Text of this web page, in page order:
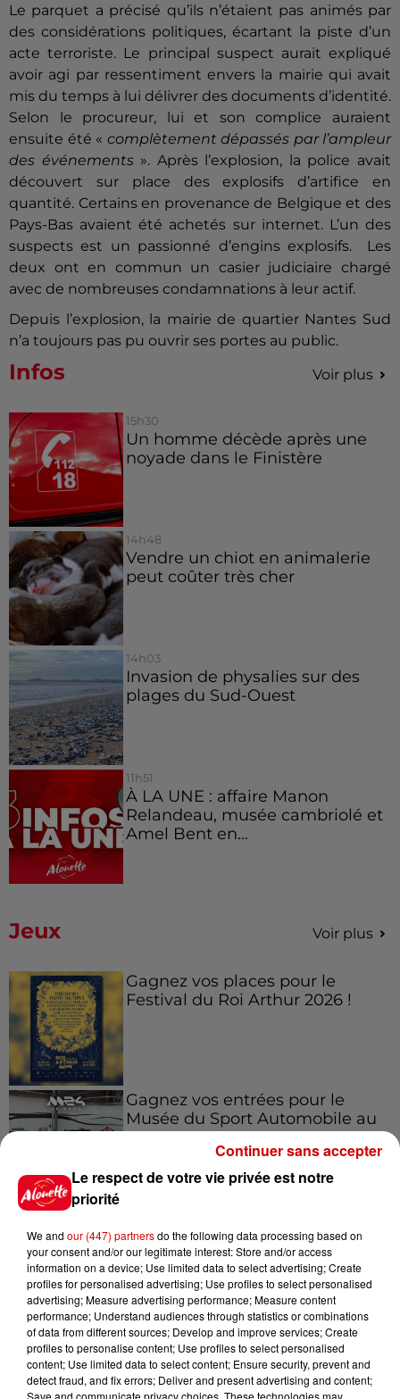
Le parquet a précisé qu’ils n’étaient pas animés par
des considérations politiques, écartant la piste d’un
acte terroriste. Le principal suspect aurait expliqué
avoir agi par ressentiment envers la mairie qui avait
mis du temps à lui délivrer des documents d’identité.
Selon le procureur, lui et son complice auraient
ensuite été « complètement dépassés par l’ampleur
des événements». Après l’explosion, la police avait
découvert sur place des explosifs d’artifice en
quantité. Certains en provenance de Belgique et des
Pays-Bas avaient été achetés sur internet. L’un des
suspects est un passionné d’engins explosifs. Les
deux ont en commun un casier judiciaire chargé
avec de nombreuses condamnations à leur actif.
Depuis l’explosion, la mairie de quartier Nantes Sud
n’a toujours pas pu ouvrir ses portes au public.
Infos Voir plus
15h30
Un homme décède après une
noyade dans le Finistère
14h48
Vendre un chiot en animalerie
peut coûter très cher
14h03
Invasion de physalies sur des
plages du Sud-Ouest
11h51
À LA UNE : affaire Manon
Relandeau, musée cambriolé et
Amel Bent en...
Jeux Voir plus
Gagnez vos places pour le
Festival du Roi Arthur 2026 !
Gagnez vos entrées pour le
Musée du Sport Automobile au
Mans !
Futuroscope Xperiences !
Le Duel - Gagnez votre balade
en jet ski !
Le respect de votre vie privée est notre
priorité
We and our (447) partnersdo the following data processing based on
your consent and/or our legitimate interest: Store and/or access
information on a device; Use limited data to select advertising; Create
profiles for personalised advertising; Use profiles to select personalised
advertising; Measure advertising performance; Measure content
performance; Understand audiences through statistics or combinations
of data from different sources; Develop and improve services; Create
profiles to personalise content; Use profiles to select personalised
content; Use limited data to select content; Ensure security, prevent and
detect fraud, and fix errors; Deliver and present advertising and content;
Save and communicate privacy choices. These technologies may
Continuer sans accepter